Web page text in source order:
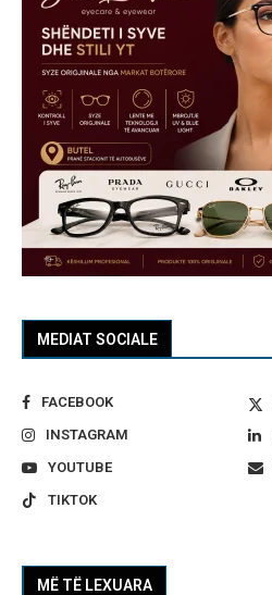
MEDIAT SOCIALE
FACEBOOK
INSTAGRAM
YOUTUBE
TIKTOK
MË TË LEXUARA